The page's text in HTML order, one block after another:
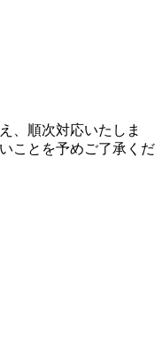
、順次対応いたしま
ことを予めご了承くだ